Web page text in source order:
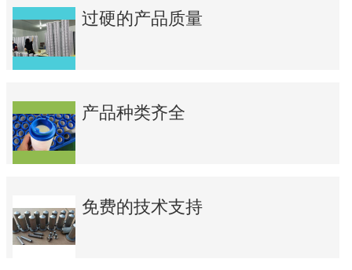
过硬的产品质量
产品种类齐全
免费的技术支持